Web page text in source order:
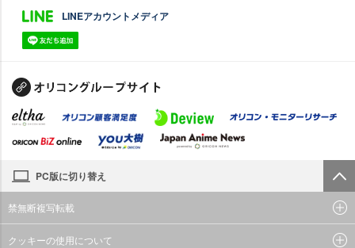
LINEアカウントメディア
PC版に切り替え
禁無断複写転載
クッキーの使用について